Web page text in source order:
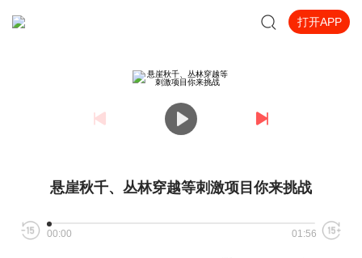
打开APP
悬崖秋千、丛林穿越等刺激项目你来挑战
00:00 01:56